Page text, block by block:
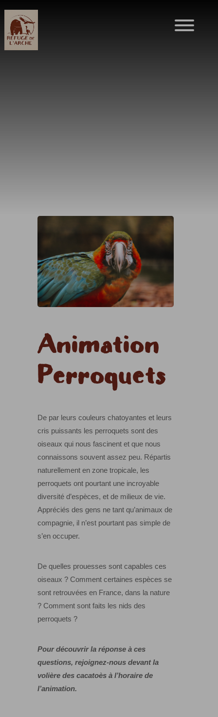
Animation
Perroquets
De par leurs couleurs chatoyantes et leurs
cris puissants les perroquets sont des
oiseaux qui nous fascinent et que nous
connaissons souvent assez peu. Répartis
naturellement en zone tropicale, les
perroquets ont pourtant une incroyable
diversité d’espèces, et de milieux de vie.
Appréciés des gens ne tant qu’animaux de
compagnie, il n’est pourtant pas simple de
s’en occuper.
De quelles prouesses sont capables ces
oiseaux ? Comment certaines espèces se
sont retrouvées en France, dans la nature
? Comment sont faits les nids des
perroquets ?
Pour découvrir la réponse à ces
questions, rejoignez-nous devant la
volière des cacatoès à l’horaire de
l’animation.